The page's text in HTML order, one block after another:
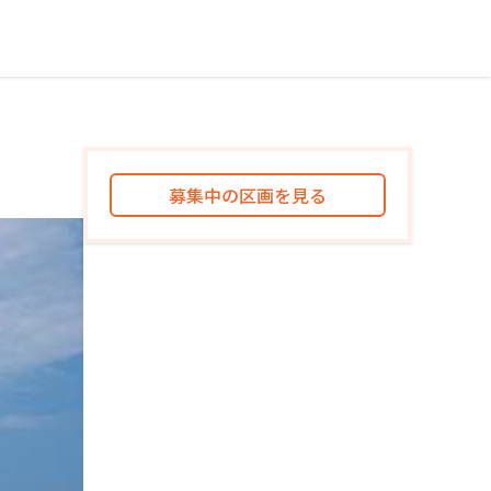
募集中の区画を見る